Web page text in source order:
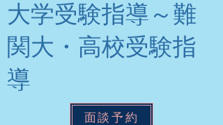
大学受験指導～難
関大・高校受験指
導
面談予約